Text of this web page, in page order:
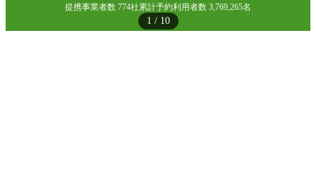
1 / 10
提携事業者数 774社累計予約利用者数 3,769,265名